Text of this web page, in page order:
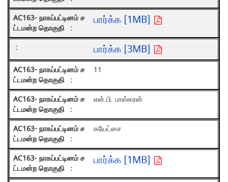
பார்க்க [1MB]
பார்க்க [3MB]
11
என்.பி. பாஸ்கரன்
சுயேட்சை
பார்க்க [1MB]